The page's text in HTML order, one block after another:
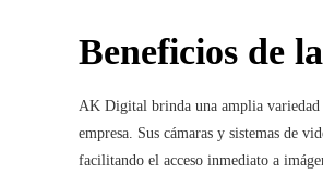
Beneficios de
AK Digital brinda una amplia variedad
empresa. Sus cámaras y sistemas de
facilitando el acceso inmediato a